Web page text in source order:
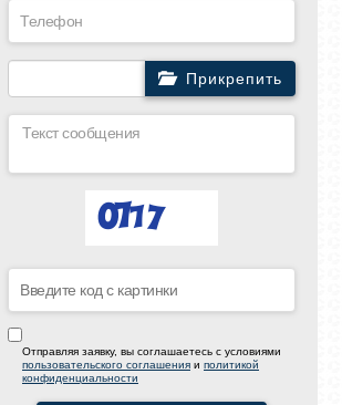
Прикрепить
Отправляя заявку, вы соглашаетесь с условиями
пользовательского соглашения и политикой
конфиденциальности